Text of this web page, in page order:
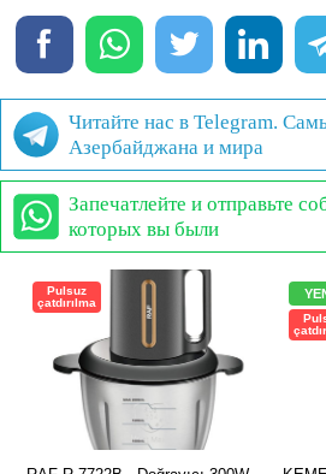
Читайте нас в Telegram.
Азербайджана и мира
Запечатлейте и отправьте
которых вы были